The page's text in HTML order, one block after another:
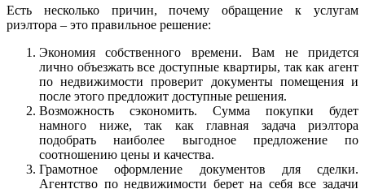
Есть несколько причин, почему обращение к услугам
риэлтора – это правильное решение:
Экономия собственного времени. Вам не придется
лично объезжать все доступные квартиры, так как агент
по недвижимости проверит документы помещения и
после этого предложит доступные решения.
Возможность сэкономить. Сумма покупки будет
намного ниже, так как главная задача риэлтора
подобрать наиболее выгодное предложение по
соотношению цены и качества.
Грамотное оформление документов для сделки.
Агентство по недвижимости берет на себя все задачи